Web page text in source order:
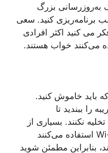
به‌روزرسانی بزرگ
برنامه‌ریزی کنید. سعی
می کنید اکثر افرادی
باید خاموش کنید.
را ببندید تا
نکنند. بسیاری از
دستگاه‌هایی که از یک روتر Wi-Fi استفاده می‌کنند
بنابراین مطمئن شوید